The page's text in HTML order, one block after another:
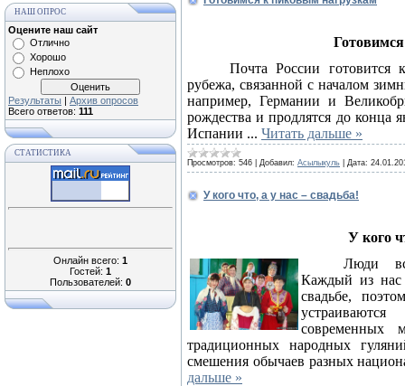
НАШ ОПРОС
Оцените наш сайт
Отлично
Хорошо
Неплохо
Результаты | Архив опросов
Всего ответов: 111
СТАТИСТИКА
Онлайн всего: 1
Гостей: 1
Пользователей: 0
Почта России готовится
рубежа, связанной с началом
например, Германии и
рождества и продлятся до
Испании ... Читать дальше »
Просмотров: 546 Добавил: Асылыкуль Дата:
У кого что, а у нас – свадьба!
У кого
Люди
Каждый из нас
свадьбе,
современных
традиционных народных
смешения обычаев разных
дальше »